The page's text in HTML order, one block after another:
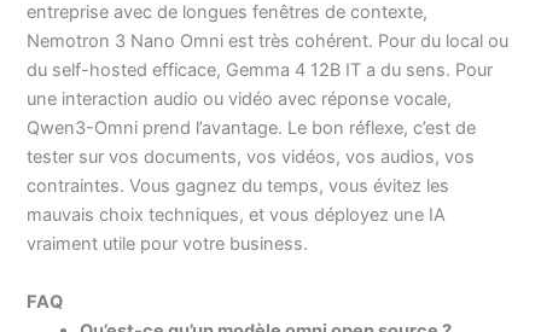
entreprise avec de longues fenêtres de contexte,
Nemotron 3 Nano Omni est très cohérent. Pour du local ou
du self-hosted efficace, Gemma 4 12B IT a du sens. Pour
une interaction audio ou vidéo avec réponse vocale,
Qwen3-Omni prend l’avantage. Le bon réflexe, c’est de
tester sur vos documents, vos vidéos, vos audios, vos
contraintes. Vous gagnez du temps, vous évitez les
mauvais choix techniques, et vous déployez une IA
vraiment utile pour votre business.
FAQ